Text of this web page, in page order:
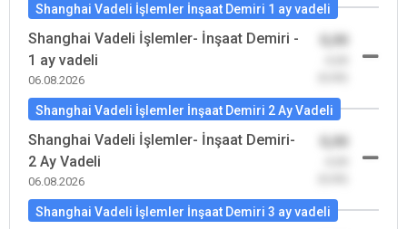
Shanghai Vadeli İşlemler İnşaat Demiri 1 ay vadeli
Shanghai Vadeli İşlemler- İnşaat Demiri -
1 ay vadeli
06.08.2026
Shanghai Vadeli İşlemler İnşaat Demiri 2 Ay Vadeli
Shanghai Vadeli İşlemler- İnşaat Demiri-
2 Ay Vadeli
06.08.2026
Shanghai Vadeli İşlemler İnşaat Demiri 3 ay vadeli